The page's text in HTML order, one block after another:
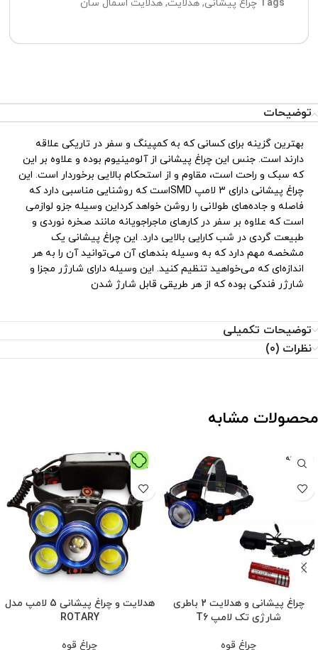
Tags چراغ پیشانی, هدلایت, هدلایت اسمال سان
توضیحات
بهترین گزینه برای کسانی که به کمپینگ و سفر در تاریکی علاقه
دارند است. جنس این چراغ پیشانی از آلومینیوم بوده و علاوه بر این
که سبک و راحت است، مقاوم و از استحکام بالایی برخوردار است. این
چراغ پیشانی دارای 3 لامپ SMDاست که روشنایی مناسبی دارد که
فاصله و جاده‌های طولانی را روشن خواهد کرداین وسیله جزو لوازمی
است که علاوه بر سفر در کارهای ماجراجویانه مانند صخره نوردی و
طبیعت گردی در شب کارایی بالایی دارد. این چراغ پیشانی یک
مشخصه مهم دارد که به وسیله بندهای آن می‌توانید آن را به هر
اندازه‌ای که می‌خواهید تنظیم کنید. این وسیله دارای شارژر مجزا و
شارژر فندکی بوده که از هر طریقی قابل شارژ شدن
توضیحات تکمیلی
نظرات (0)
محصولات مشابه
فروخته
شده
چراغ پیشانی و هدلایت 2 باطری
شارژی تک لامپ T6
چراغ قوه
هدلایت و چراغ پیشانی 5 لامپ مدل
ROTARY
چراغ قوه